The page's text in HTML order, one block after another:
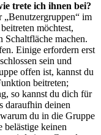
trete ich ihnen bei?
im
möchtest,
Schaltfläche machen.
Einige erfordern erst
sein und
offen ist, kannst du
beitreten;
so kannst du dich für
daraufhin deinen
du in die Gruppe
belästige keinen